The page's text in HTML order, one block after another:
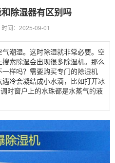
除湿器有区别吗
时间：2025-09-01
潮湿。这时除湿就非常必要。空
索除湿会出现很多除湿机。那么
样吗？需要购买专门的除湿机
冷会凝结成小水滴，比如打开冰
时窗户上的水珠都是水蒸气的液